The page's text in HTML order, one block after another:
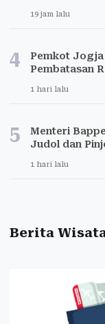
19 jam lalu
4
Pemkot Jogja
Pembatasan
1 hari lalu
5
Menteri
Judol dan
1 hari lalu
Berita